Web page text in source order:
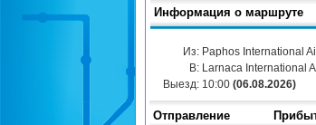
Информация о маршруте
Из: Paphos International
В: Larnaca International
Выезд: 10:00 (06.08.2026)
Отправление